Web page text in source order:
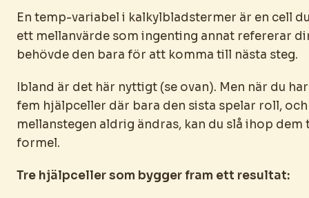
En temp-variabel i kalkylbladstermer är en cell
ett mellanvärde som ingenting annat refererar
behövde den bara för att komma till nästa steg.
Ibland är det här nyttigt (se ovan). Men när du
fem hjälpceller där bara den sista spelar roll, och
mellanstegen aldrig ändras, kan du slå ihop dem
formel.
Tre hjälpceller som bygger fram ett resultat: